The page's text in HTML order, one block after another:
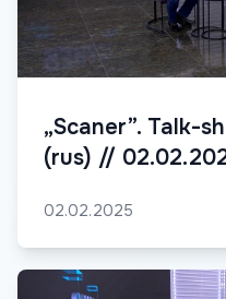
„Scaner”. Talk-
(rus) //
02.02.2025